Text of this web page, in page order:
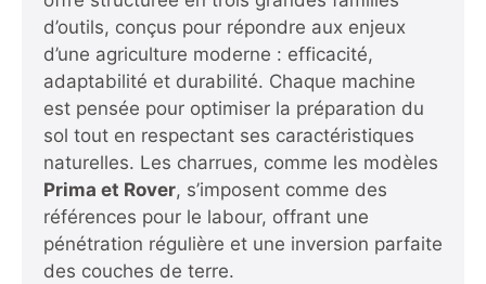
d’outils, conçus pour répondre aux enjeux
d’une agriculture moderne : efficacité,
adaptabilité et durabilité. Chaque machine
est pensée pour optimiser la préparation du
sol tout en respectant ses caractéristiques
naturelles. Les charrues, comme les modèles
Prima et Rover, s’imposent comme des
références pour le labour, offrant une
pénétration régulière et une inversion parfaite
des couches de terre.